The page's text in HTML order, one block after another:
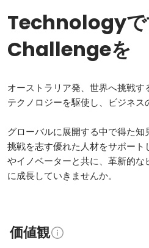
Technologyで
Challengeを
オーストラリア発、世界へ挑戦
テクノロジーを駆使し、ビジネス
グローバルに展開する中で得た
挑戦を志す優れた人材をサポート
やイノベーターと共に、革新的
に成長していきませんか。
価値観